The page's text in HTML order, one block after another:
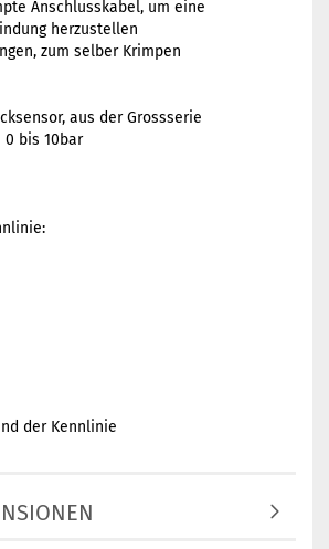
Anschlusskabel, um eine
herzustellen
zum selber Krimpen
aus der Grossserie
0 bis 10bar
der Kennlinie